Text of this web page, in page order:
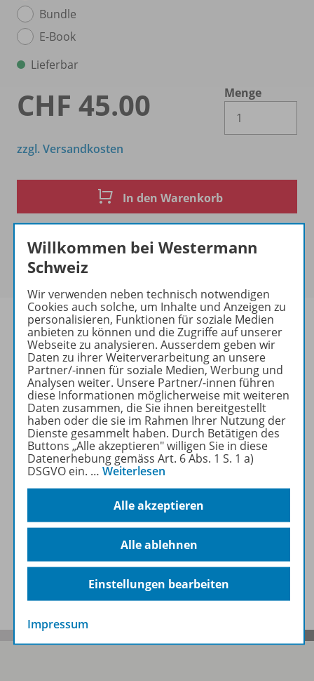
Bundle
E-Book
Lieferbar
CHF 45.00
Menge
zzgl. Versandkosten
In den Warenkorb
Produktinformationen
Beschreibung
Ergänzende Materialien
Auch in Paketen erhältlich
Benachrichtigungs-Service
Willkommen bei Westermann
Schweiz
Wir verwenden neben technisch notwendigen
Cookies auch solche, um Inhalte und Anzeigen zu
personalisieren, Funktionen für soziale Medien
anbieten zu können und die Zugriffe auf unserer
Webseite zu analysieren. Ausserdem geben wir
Daten zu ihrer Weiterverarbeitung an unsere
Partner/-innen für soziale Medien, Werbung und
Analysen weiter. Unsere Partner/-innen führen
diese Informationen möglicherweise mit weiteren
Daten zusammen, die Sie ihnen bereitgestellt
haben oder die sie im Rahmen Ihrer Nutzung der
Dienste gesammelt haben. Durch Betätigen des
Buttons „Alle akzeptieren" willigen Sie in diese
Datenerhebung gemäss Art. 6 Abs. 1 S. 1 a)
DSGVO ein. … Weiterlesen
Alle akzeptieren
Alle ablehnen
Einstellungen bearbeiten
Impressum